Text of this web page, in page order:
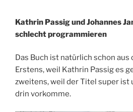
Kathrin Passig und Johannes
schlecht programmieren
Das Buch ist natürlich schon aus
Erstens, weil Kathrin Passig es
zweitens, weil der Titel super ist
drin vorkomme.